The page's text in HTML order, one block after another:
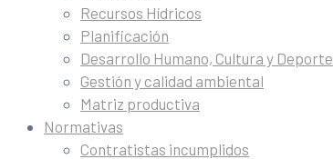
Recursos Hídricos
Planificación
Desarrollo Humano, Cultura y Deporte
Gestión y calidad ambiental
Matriz productiva
Normativas
Contratistas incumplidos